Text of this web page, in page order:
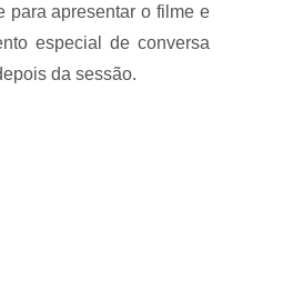
para apresentar o filme e
especial de conversa
da sessão.